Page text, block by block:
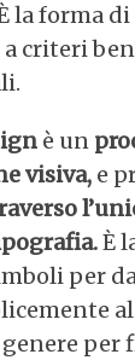
la forma
criteri
è un
visiva, e
È
per
per